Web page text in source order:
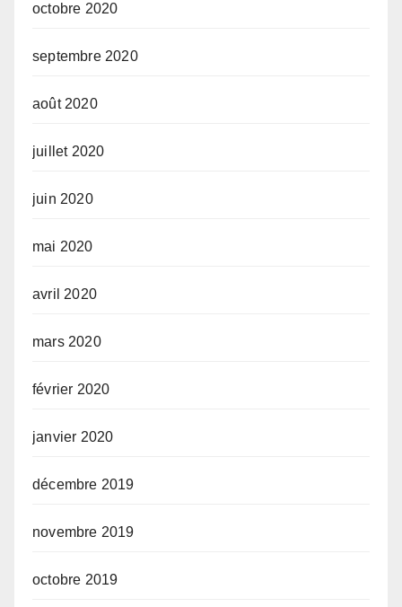
octobre 2020
septembre 2020
août 2020
juillet 2020
juin 2020
mai 2020
avril 2020
mars 2020
février 2020
janvier 2020
décembre 2019
novembre 2019
octobre 2019